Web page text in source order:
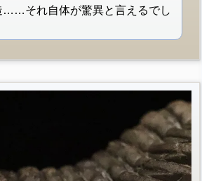
……それ自体が驚異と言えるでし